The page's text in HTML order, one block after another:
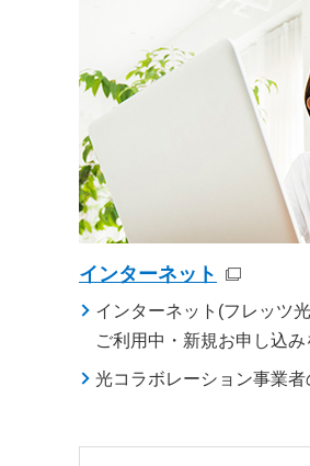
インターネット
インターネット(フレッツ
ご利用中・新規お申し込
光コラボレーション事業